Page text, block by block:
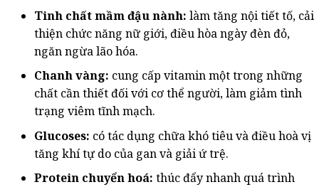
Tinh chất mầm đậu nành: làm tăng nội tiết tố, cải
thiện chức năng nữ giới, điều hòa ngày đèn đỏ,
ngăn ngừa lão hóa.
Chanh vàng: cung cấp vitamin một trong những
chất cần thiết đối với cơ thể người, làm giảm tình
trạng viêm tĩnh mạch.
Glucoses: có tác dụng chữa khó tiêu và điều hoà vị
tăng khí tự do của gan và giải ứ trệ.
Protein chuyển hoá: thúc đẩy nhanh quá trình